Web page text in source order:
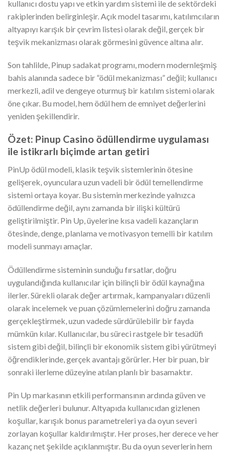
kullanıcı dostu yapı ve etkin yardım sistemi ile de sektördeki
rakiplerinden belirginleşir. Açık model tasarımı, katılımcıların
altyapıyı karışık bir çevrim listesi olarak değil, gerçek bir
teşvik mekanizması olarak görmesini güvence altına alır.
Son tahlilde, Pinup sadakat programı, modern modernleşmiş
bahis alanında sadece bir “ödül mekanizması” değil; kullanıcı
merkezli, adil ve dengeye oturmuş bir katılım sistemi olarak
öne çıkar. Bu model, hem ödül hem de emniyet değerlerini
yeniden şekillendirir.
Özet: Pinup Casino ödüllendirme uygulaması
ile istikrarlı biçimde artan getiri
PinUp ödül modeli, klasik teşvik sistemlerinin ötesine
gelişerek, oyunculara uzun vadeli bir ödül temellendirme
sistemi ortaya koyar. Bu sistemin merkezinde yalnızca
ödüllendirme değil, aynı zamanda bir ilişki kültürü
geliştirilmiştir. Pin Up, üyelerine kısa vadeli kazançların
ötesinde, denge, planlama ve motivasyon temelli bir katılım
modeli sunmayı amaçlar.
Ödüllendirme sisteminin sunduğu fırsatlar, doğru
uygulandığında kullanıcılar için bilinçli bir ödül kaynağına
ilerler. Sürekli olarak değer artırmak, kampanyaları düzenli
olarak incelemek ve puan çözümlemelerini doğru zamanda
gerçekleştirmek, uzun vadede sürdürülebilir bir fayda
mümkün kılar. Kullanıcılar, bu süreci rastgele bir tesadüfi
sistem gibi değil, bilinçli bir ekonomik sistem gibi yürütmeyi
öğrendiklerinde, gerçek avantajı görürler. Her bir puan, bir
sonraki ilerleme düzeyine atılan planlı bir basamaktır.
Pin Up markasının etkili performansının ardında güven ve
netlik değerleri bulunur. Altyapıda kullanıcıdan gizlenen
koşullar, karışık bonus parametreleri ya da oyun severi
zorlayan koşullar kaldırılmıştır. Her proses, her derece ve her
kazanç net şekilde açıklanmıştır. Bu da oyun severlerin hem